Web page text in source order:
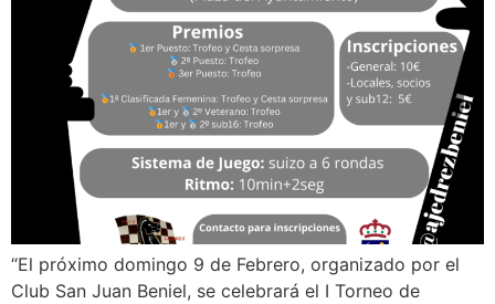
“El próximo domingo 9 de Febrero, organizado por el
Club San Juan Beniel, se celebrará el I Torneo de